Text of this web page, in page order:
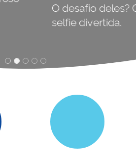
Caberem os dois, nesta